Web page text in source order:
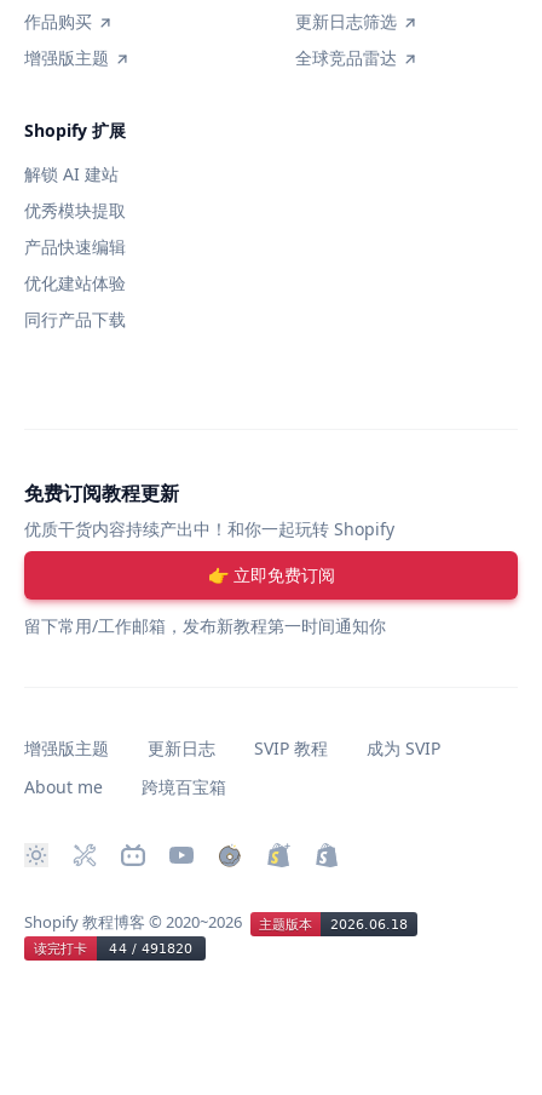
作品购买
增强版主题
更新日志筛选
全球竞品雷达
Shopify 扩展
解锁 AI 建站
优秀模块提取
产品快速编辑
优化建站体验
同行产品下载
免费订阅教程更新
优质干货内容持续产出中！和你一起玩转 Shopify
👉 立即免费订阅
留下常用/工作邮箱，发布新教程第一时间通知你
增强版主题 更新日志 SVIP 教程
成为 SVIP
About me
跨境百宝箱
Shopify 教程博客 © 2020~2026